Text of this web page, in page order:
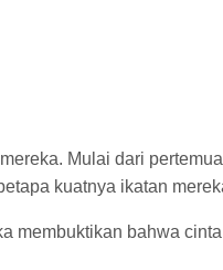
Mulai dari
kuatnya ikatan
membuktikan bahwa